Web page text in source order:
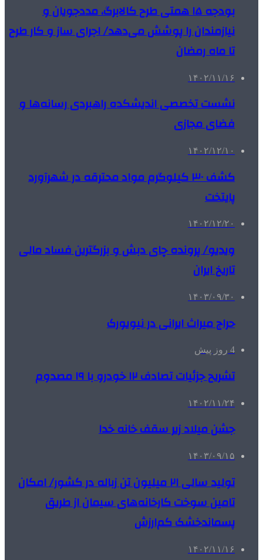
بودجه ۱۵ همتی طرح کالابرگ، مددجویان و
نیازمندان را پوشش می‌دهد/ اجرای ساز و کار طرح
تا ماه رمضان
۱۴۰۲/۱۱/۱۶
نشست تخصصی اندیشکده راهبردی رسانه‌ها و
فضای مجازی
۱۴۰۲/۱۲/۱۰
کشف ۳۰ کیلوگرم مواد محترقه در شهرآورد
پایتخت
۱۴۰۲/۱۲/۲۰
ویدیو/ پرونده چای دبش و بزرگترین فساد مالی
تاریخ ایران
۱۴۰۳/۰۹/۳۰
حراج میراث ایرانی در نیویورک
4 روز پیش
تشریح جزئیات تصادف ۱۲ خودرو با ۱۹ مصدوم
۱۴۰۲/۱۱/۲۴
جشن میلاد زیر سقف خانه خدا
۱۴۰۳/۰۹/۱۵
تولید سالی ۲۱ میلیون تن زباله در کشور/ امکان
تامین سوخت کارخانه‌های سیمان از طریق
پسماندخشک کم‌ارزش
۱۴۰۲/۱۱/۱۶